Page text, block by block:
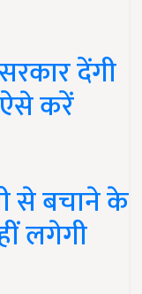
देंगी
करें
से बचाने के
लगेगी